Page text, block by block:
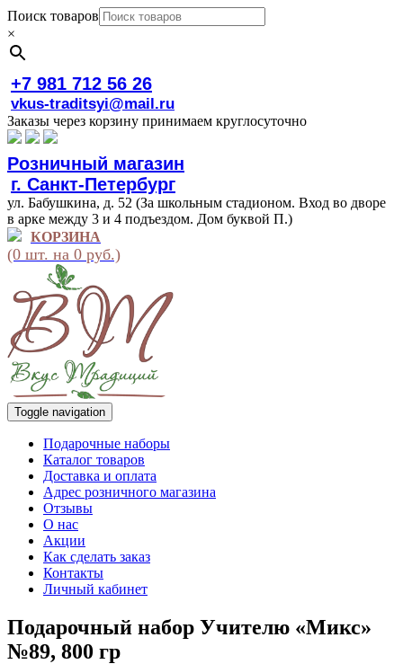
Поиск товаров
×
+7 981 712 56 26
vkus-traditsyi@mail.ru
Заказы через корзину принимаем круглосуточно
Розничный магазин
г. Санкт-Петербург
ул. Бабушкина, д. 52 (За школьным стадионом. Вход во дворе
в арке между 3 и 4 подъездом. Дом буквой П.)
КОРЗИНА
(0 шт. на 0 руб.)
Toggle navigation
Подарочные наборы
Каталог товаров
Доставка и оплата
Адрес розничного магазина
Отзывы
О нас
Акции
Как сделать заказ
Контакты
Личный кабинет
Подарочный набор Учителю «Микс»
№89, 800 гр